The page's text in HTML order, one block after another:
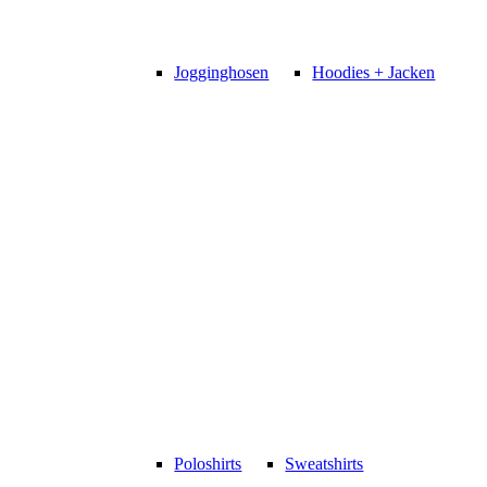
Jogginghosen Hoodies + Jacken
Poloshirts Sweatshirts